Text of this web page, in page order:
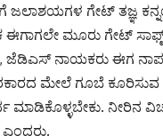
ಜಲಾಶಯಗಳ ಗೇಟ್ ತಜ್ಞ
ಮೂರು ಗೇಟ್
ನಾಯಕರು ಈಗ
ಮೇಲೆ ಗೂಬೆ
ಮಾಡಿಕೊಳ್ಳಬೇಕು. ನೀರಿನ